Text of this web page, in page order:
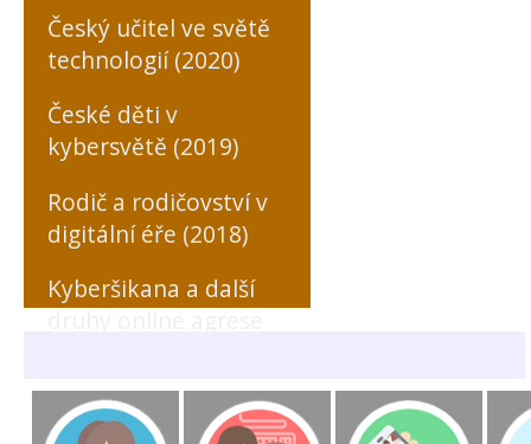
Český učitel ve světě
technologií (2020)
České děti v
kybersvětě (2019)
Rodič a rodičovství v
digitální éře (2018)
Kyberšikana a další
(MONO, 2018)